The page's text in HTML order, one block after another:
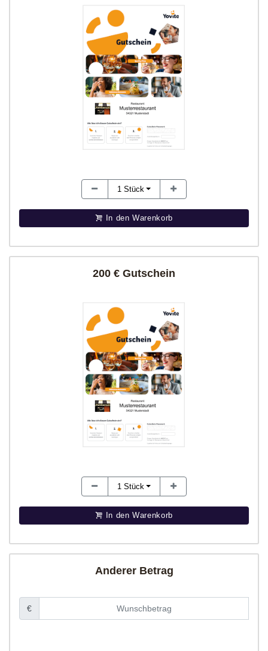
1 Stück
In den Warenkorb
200 € Gutschein
1 Stück
In den Warenkorb
Anderer Betrag
€